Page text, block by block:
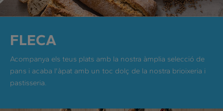
FLECA
Acompanya els teus plats amb la nostra àmplia selecció de
pans i acaba l'àpat amb un toc dolç de la nostra brioixeria i
pastisseria.